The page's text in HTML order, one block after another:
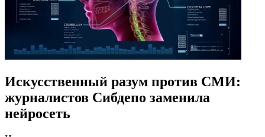
Искусственный разум против СМИ:
журналистов Сибдепо заменила
нейросеть